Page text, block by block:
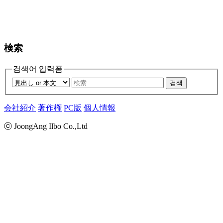
検索
검색어 입력폼
검색
会社紹介 著作権 PC版 個人情報
ⓒ JoongAng Ilbo Co.,Ltd